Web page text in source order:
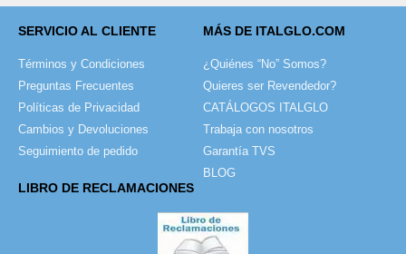
SERVICIO AL CLIENTE
Términos y Condiciones
Preguntas Frecuentes
Políticas de Privacidad
Cambios y Devoluciones
Seguimiento de pedido
MÁS DE ITALGLO.COM
¿Quiénes “No” Somos?
Quieres ser Revendedor?
CATÁLOGOS ITALGLO
Trabaja con nosotros
Garantía TVS
BLOG
LIBRO DE RECLAMACIONES